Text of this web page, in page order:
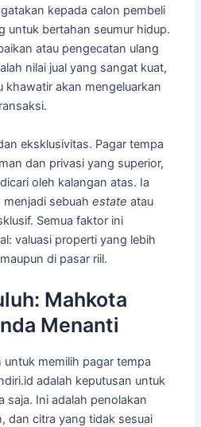
kepada calon pembeli
untuk bertahan seumur hidup.
atau pengecatan ulang
nilai jual yang sangat kuat,
khawatir akan mengeluarkan
eksklusivitas. Pagar tempa
dan privasi yang superior,
oleh kalangan atas. Ia
menjadi sebuahestate atau
Semua faktor ini
valuasi properti yang lebih
di pasar riil.
Mahkota
Menanti
memilih pagar tempa
adalah keputusan untuk
saja. Ini adalah penolakan
dan citra yang tidak sesuai